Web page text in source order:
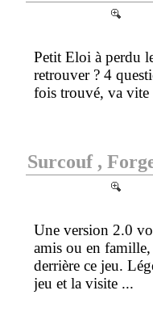
Petit Eloi à perdu
retrouver ? 4
fois trouvé, va vite
Surcouf ,
Une version 2.0
amis ou en famille,
derrière ce jeu.
jeu et la visite ...